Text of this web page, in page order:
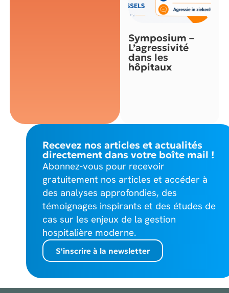
Symposium –
L’agressivité
dans les
hôpitaux
Recevez nos articles et actualités
directement dans votre boîte mail !
Abonnez-vous pour recevoir
gratuitement nos articles et accéder à
des analyses approfondies, des
témoignages inspirants et des études de
cas sur les enjeux de la gestion
hospitalière moderne.
S'inscrire à la newsletter